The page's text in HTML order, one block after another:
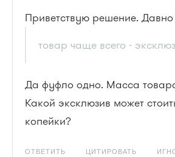
Приветствую решение.
товар чаще всего -
Да фуфло одно. Масса
Какой эксклюзив может
копейки?
ОТВЕТИТЬ ЦИТИРОВАТЬ